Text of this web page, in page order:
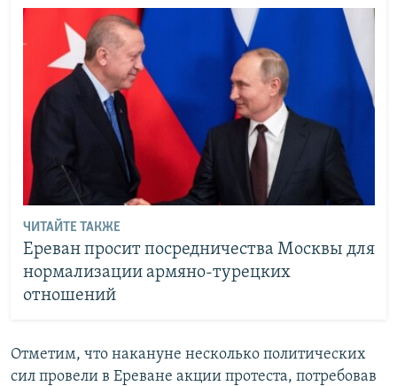
ЧИТАЙТЕ ТАКЖЕ
Ереван просит посредничества Москвы для
нормализации армяно-турецких
отношений
Отметим, что накануне несколько политических
сил провели в Ереване акции протеста, потребовав